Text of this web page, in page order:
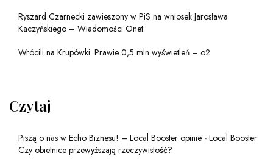
Ryszard Czarnecki zawieszony w PiS na wniosek Jarosława
Kaczyńskiego – Wiadomości Onet
Wrócili na Krupówki. Prawie 0,5 mln wyświetleń – o2
Czytaj
Piszą o nas w Echo Biznesu! – Local Booster opinie - Local Booster:
Czy obietnice przewyższają rzeczywistość?